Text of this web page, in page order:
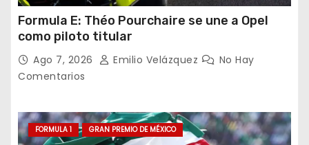
d
e
e
t
Formula E: Théo Pourchaire se une a Opel
como piloto titular
Ago 7, 2026 Emilio Velázquez
No Hay
Comentarios
FORMULA 1 GRAN PREMIO DE MÉXICO